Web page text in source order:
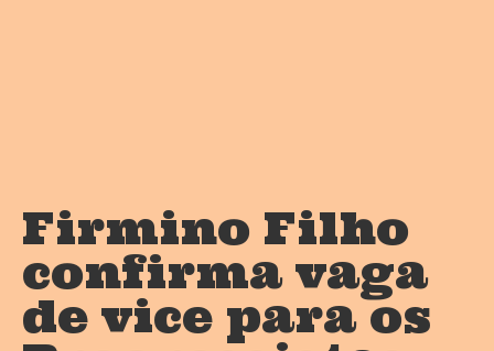
Firmino Filho
confirma vaga
de vice para os